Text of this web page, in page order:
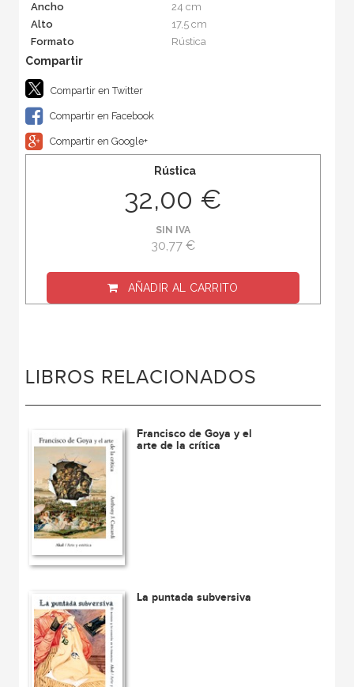
Ancho
24 cm
Alto
17,5 cm
Formato
Rústica
Compartir en Twitter
Compartir en Facebook
Compartir en Google+
Rústica
32,00 €
SIN IVA
30,77 €
AÑADIR AL CARRITO
LIBROS RELACIONADOS
Francisco de Goya y el
arte de la crítica
La puntada subversiva